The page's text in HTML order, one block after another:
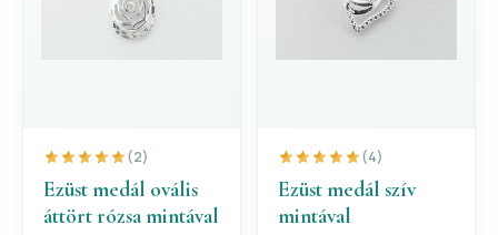
(2)
Ezüst medál ovális
áttört rózsa mintával
(4)
Ezüst medál szív
mintával